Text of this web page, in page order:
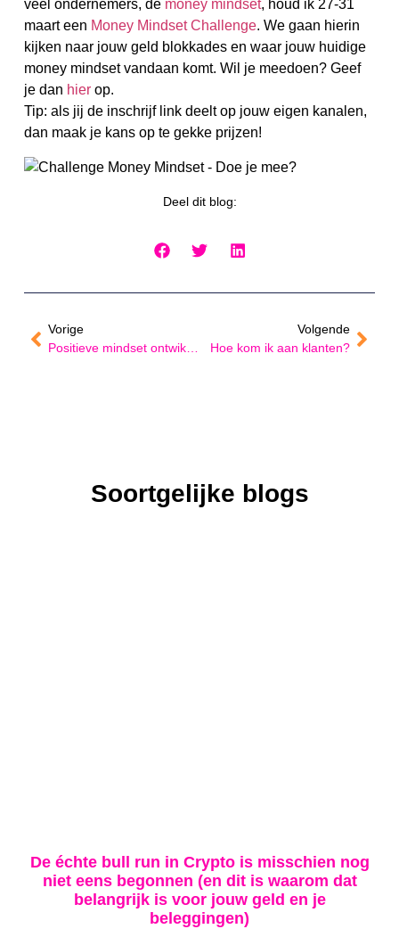
veel ondernemers, de money mindset, houd ik 27-31
maart een Money Mindset Challenge. We gaan hierin
kijken naar jouw geld blokkades en waar jouw huidige
money mindset vandaan komt. Wil je meedoen? Geef
je dan hierop.
Tip: als jij de inschrijf link deelt op jouw eigen kanalen,
dan maak je kans op te gekke prijzen!
Deel dit blog:
Vorige
Positieve mindset ontwikkelen
Volgende
Hoe kom ik aan klanten?
Soortgelijke blogs
De échte bull run in Crypto is misschien nog
niet eens begonnen (en dit is waarom dat
belangrijk is voor jouw geld en je
beleggingen)